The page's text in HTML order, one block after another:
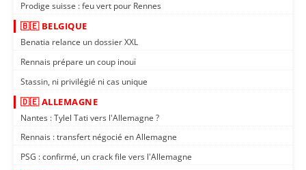
Prodige suisse : feu vert pour Rennes
🇧🇪 BELGIQUE
Benatia relance un dossier XXL
Rennais prépare un coup inouï
Stassin, ni privilégié ni cas unique
🇩🇪 ALLEMAGNE
Nantes : Tylel Tati vers l'Allemagne ?
Rennais : transfert négocié en Allemagne
PSG : confirmé, un crack file vers l'Allemagne